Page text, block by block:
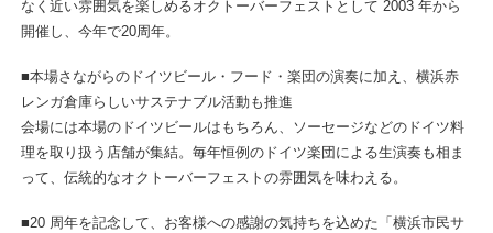
なく近い雰囲気を楽しめるオクトーバーフェストとして 2003 年から
開催し、今年で20周年。
■本場さながらのドイツビール・フード・楽団の演奏に加え、横浜赤
レンガ倉庫らしいサステナブル活動も推進
会場には本場のドイツビールはもちろん、ソーセージなどのドイツ料
理を取り扱う店舗が集結。毎年恒例のドイツ楽団による生演奏も相ま
って、伝統的なオクトーバーフェストの雰囲気を味わえる。
■20 周年を記念して、お客様への感謝の気持ちを込めた「横浜市民サ